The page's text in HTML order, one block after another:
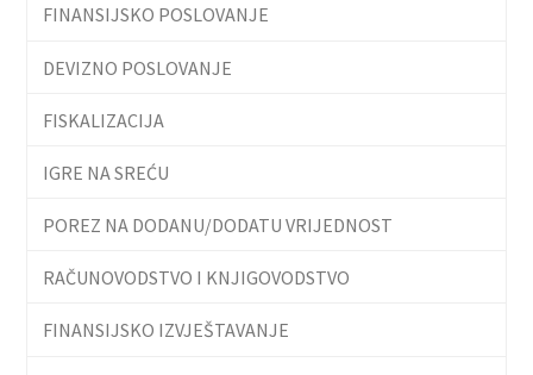
FINANSIJSKO POSLOVANJE
DEVIZNO POSLOVANJE
FISKALIZACIJA
IGRE NA SREĆU
POREZ NA DODANU/DODATU VRIJEDNOST
RAČUNOVODSTVO I KNJIGOVODSTVO
FINANSIJSKO IZVJEŠTAVANJE